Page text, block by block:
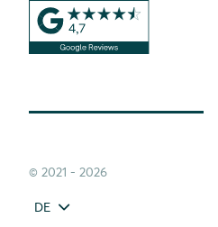
© 2021 - 2026
DE